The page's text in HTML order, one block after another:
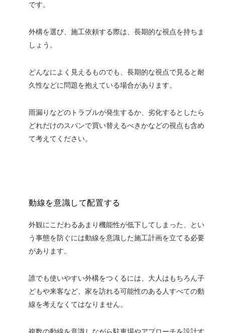
です。
外構を選び、施工依頼する際は、長期的な視点を持ちま
しょう。
どんなによく見えるものでも、長期的な視点で見ると耐
久性などに問題を抱えている場合があります。
雨漏りなどのトラブルが発生するか、劣化するとしたら
どれだけのスパンで買い替えるべきかなどの視点も含め
て考えてください。
動線を意識して配置する
外観にこだわるあまり機能性が低下してしまった、とい
う事態を防ぐには動線を意識した施工計画を立てる必要
があります。
誰でも使いやすい外構をつくるには、大人はもちろん子
どもや来客など、家を訪れる可能性のある人すべての動
線を考えなくてはなりません。